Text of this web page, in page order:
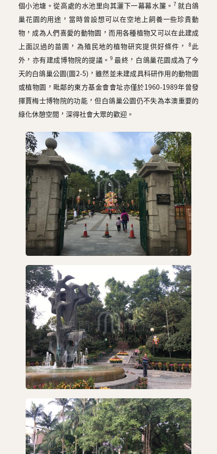
個小池塘。從高處的水池里向其灑下一幕幕水簾。 7 就白鴿
巢花園的用途，當時曾設想可以在空地上飼養一些珍貴動
物，成為人們喜愛的動物園，而用各種植物又可以在此建成
上面説過的苗圃，為殖民地的植物研究提供好條件，8 此
外，亦有建成博物院的提議。 9最終，白鴿巢花園成為了今
天的白鴿巢公園(圖2-5)，雖然並未建成具科研作用的動物園
或植物園，毗鄰的東方基金會會址亦僅於1960-1989年曾發
揮賈梅士博物院的功能，但白鴿巢公園仍不失為本澳重要的
綠化休憩空間，深得社會大眾的歡迎。